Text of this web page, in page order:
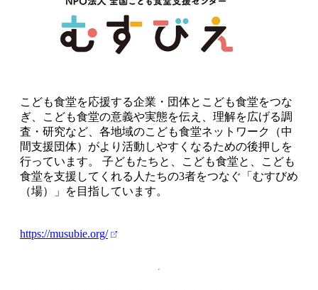
こども食堂を応援する企業・団体とこども食堂をつな
ぎ、こども食堂の意義や実態を伝え、理解を広げる調
査・研究など、各地域のこども食堂ネットワーク（中
間支援団体）がより活動しやすくなるための後押しを
行っています。 子どもたちと、こども食堂と、こども
食堂を支援してくれる人たちの3者をつなぐ「むすびめ
（場）」を目指しています。
https://musubie.org/